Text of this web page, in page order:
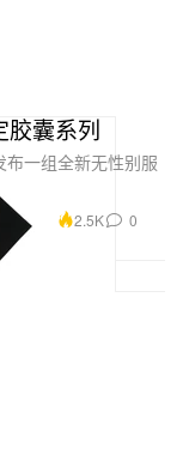
胶囊系列
一组全新无性别服
2.5K 0